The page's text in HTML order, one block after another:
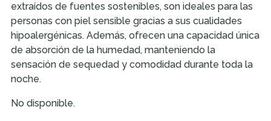
extraídos de fuentes sostenibles, son ideales para las
personas con piel sensible gracias a sus cualidades
hipoalergénicas. Además, ofrecen una capacidad única
de absorción de la humedad, manteniendo la
sensación de sequedad y comodidad durante toda la
noche.
No disponible.